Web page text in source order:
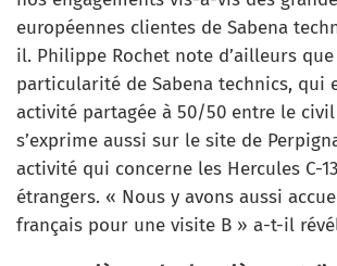
européennes clientes de Sabena
il. Philippe Rochet note d’ailleurs
particularité de Sabena technics, qui
activité partagée à 50/50 entre le
s’exprime aussi sur le site de
activité qui concerne les Hercules C-
étrangers. « Nous y avons aussi
français pour une visite B » a-t-il